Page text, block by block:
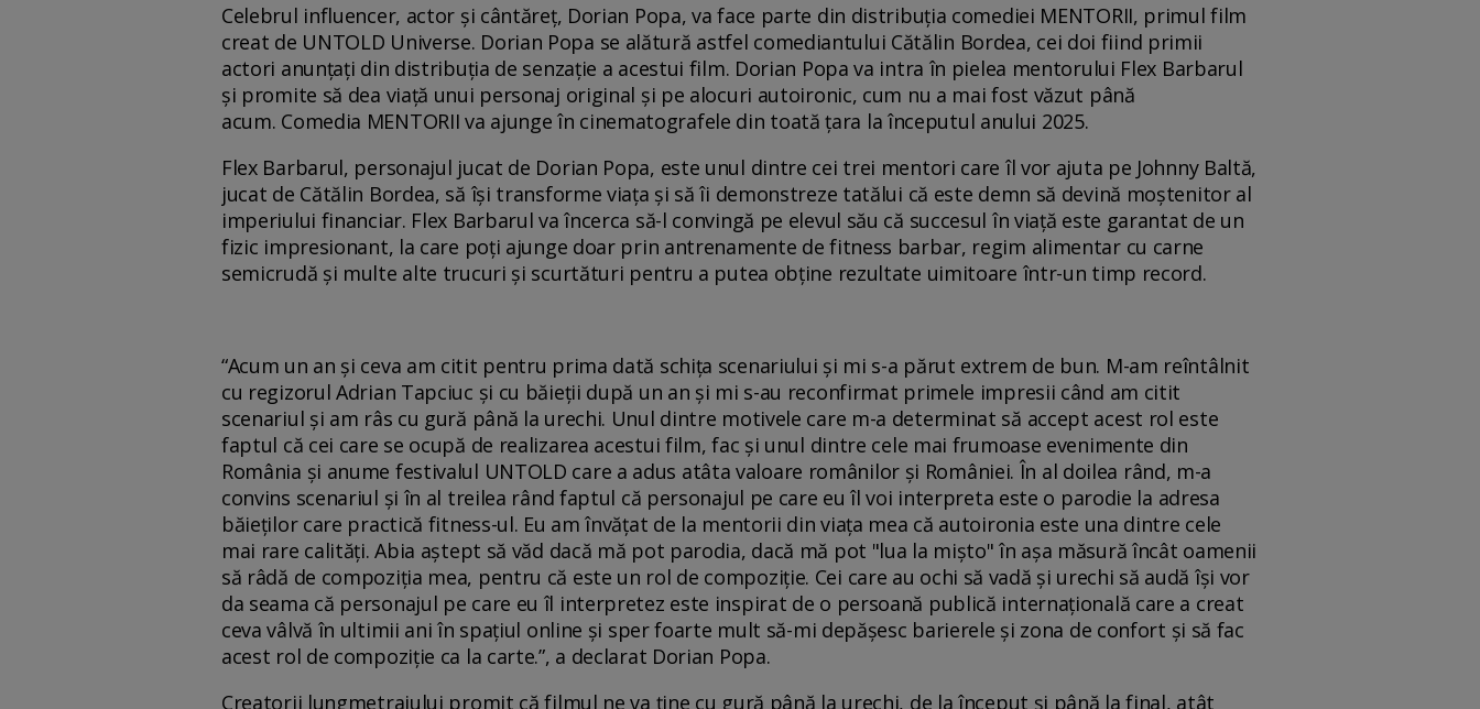
Celebrul influencer, actor și cântăreț, Dorian Popa, va face parte din distribuția comediei MENTORII, primul film
creat de UNTOLD Universe. Dorian Popa se alătură astfel comediantului Cătălin Bordea, cei doi fiind primii
actori anunțați din distribuția de senzație a acestui film. Dorian Popa va intra în pielea mentorului Flex Barbarul
și promite să dea viață unui personaj original și pe alocuri autoironic, cum nu a mai fost văzut până
acum. Comedia MENTORII va ajunge în cinematografele din toată țara la începutul anului 2025.
Flex Barbarul, personajul jucat de Dorian Popa, este unul dintre cei trei mentori care îl vor ajuta pe Johnny Baltă,
jucat de Cătălin Bordea, să își transforme viața și să îi demonstreze tatălui că este demn să devină moștenitor al
imperiului financiar. Flex Barbarul va încerca să-l convingă pe elevul său că succesul în viață este garantat de un
fizic impresionant, la care poți ajunge doar prin antrenamente de fitness barbar, regim alimentar cu carne
semicrudă și multe alte trucuri și scurtături pentru a putea obține rezultate uimitoare într-un timp record.
“Acum un an și ceva am citit pentru prima dată schița scenariului și mi s-a părut extrem de bun. M-am reîntâlnit
cu regizorul Adrian Tapciuc și cu băieții după un an și mi s-au reconfirmat primele impresii când am citit
scenariul și am râs cu gură până la urechi. Unul dintre motivele care m-a determinat să accept acest rol este
faptul că cei care se ocupă de realizarea acestui film, fac și unul dintre cele mai frumoase evenimente din
România și anume festivalul UNTOLD care a adus atâta valoare românilor și României. În al doilea rând, m-a
convins scenariul și în al treilea rând faptul că personajul pe care eu îl voi interpreta este o parodie la adresa
băieților care practică fitness-ul. Eu am învățat de la mentorii din viața mea că autoironia este una dintre cele
mai rare calități. Abia aștept să văd dacă mă pot parodia, dacă mă pot "lua la mișto" în așa măsură încât oamenii
să râdă de compoziția mea, pentru că este un rol de compoziție. Cei care au ochi să vadă și urechi să audă își vor
da seama că personajul pe care eu îl interpretez este inspirat de o persoană publică internațională care a creat
ceva vâlvă în ultimii ani în spațiul online și sper foarte mult să-mi depășesc barierele și zona de confort și să fac
acest rol de compoziție ca la carte.”, a declarat Dorian Popa.
Creatorii lungmetrajului promit că filmul ne va ține cu gură până la urechi, de la început și până la final, atât